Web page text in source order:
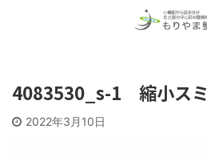
4083530_s-1 縮小スミ
2022年3月10日